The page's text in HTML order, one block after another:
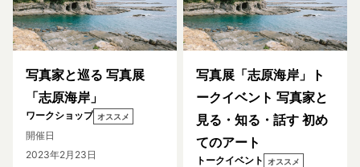
写真家と巡る 写真展
「志原海岸」
ワークショップ オススメ
開催日
2023年2月23日
写真展「志原海岸」ト
ークイベント 写真家と
見る・知る・話す 初め
てのアート
トークイベント オススメ